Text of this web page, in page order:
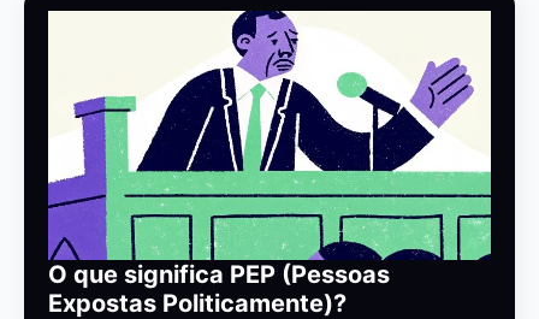
O que significa PEP (Pessoas
Expostas Politicamente)?